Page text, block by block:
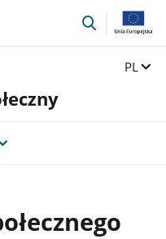
przejdź
Zmień
PL